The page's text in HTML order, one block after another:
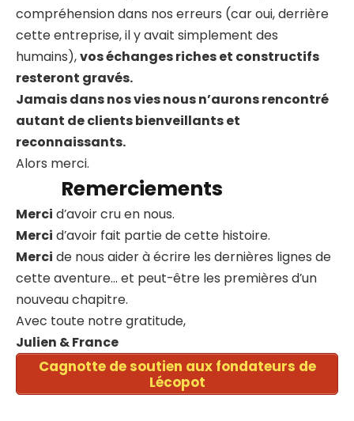
compréhension dans nos erreurs (car oui, derrière
cette entreprise, il y avait simplement des
humains),vos échanges riches et constructifs
resteront gravés.
Jamais dans nos vies nous n’aurons rencontré
autant de clients bienveillants et
reconnaissants.
Alors merci.
Remerciements
Merci d’avoir cru en nous.
Merci d’avoir fait partie de cette histoire.
Merci de nous aider à écrire les dernières lignes de
cette aventure… et peut-être les premières d’un
nouveau chapitre.
Avec toute notre gratitude,
Julien & France
Cagnotte de soutien aux fondateurs de
Lécopot